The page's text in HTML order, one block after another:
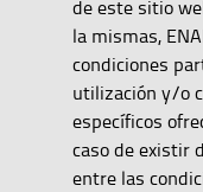
de este sitio
la mismas,
condiciones
utilización y/o
específicos
caso de existir
entre las